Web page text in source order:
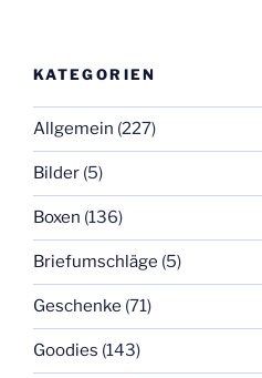
KATEGORIEN
Allgemein (227)
Bilder (5)
Boxen (136)
Briefumschläge (5)
Geschenke (71)
Goodies (143)